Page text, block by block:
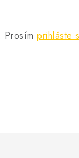
Prosím prihláste